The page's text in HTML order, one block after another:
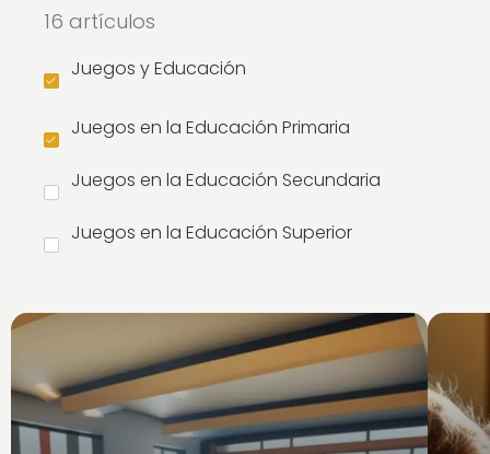
16 artículos
Juegos y Educación
Juegos en la Educación Primaria
Juegos en la Educación Secundaria
Juegos en la Educación Superior